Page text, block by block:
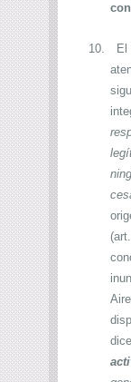
10. El